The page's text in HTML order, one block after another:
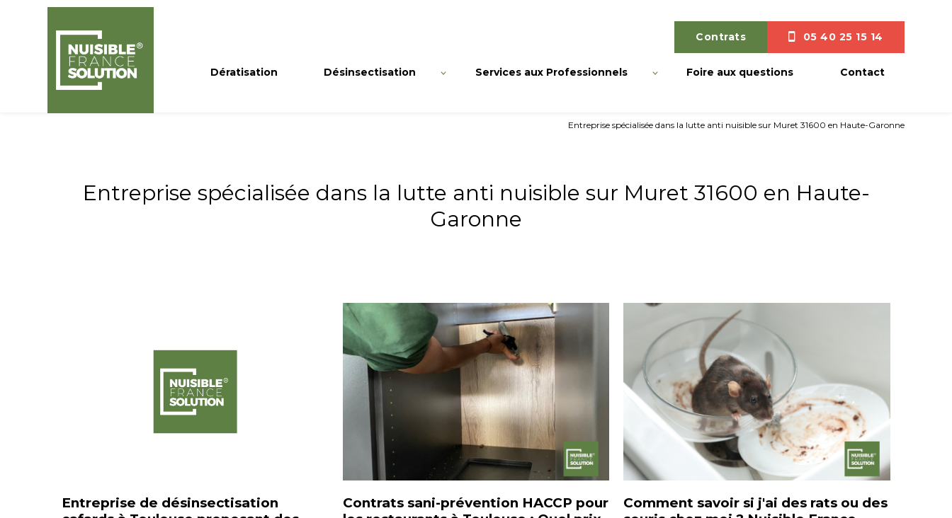
Contrats 05 40 25 15 14
Dératisation Désinsectisation Services aux Professionnels Foire aux questions Contact
Entreprise spécialisée dans la lutte anti nuisible sur Muret 31600 en Haute-Garonne
Entreprise spécialisée dans la lutte anti nuisible sur Muret 31600 en Haute-
Garonne
Entreprise de désinsectisation
Contrats sani-prévention HACCP pour
Comment savoir si j'ai des rats ou des
Panneau de gestion des cookies